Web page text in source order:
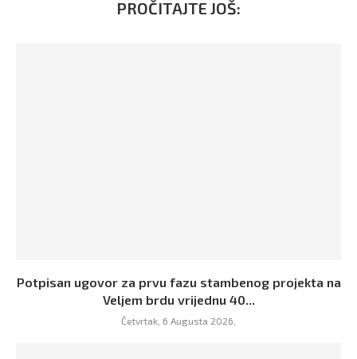
PROČITAJTE JOŠ:
Potpisan ugovor za prvu fazu stambenog projekta na
Veljem brdu vrijednu 40...
Četvrtak, 6 Augusta 2026,